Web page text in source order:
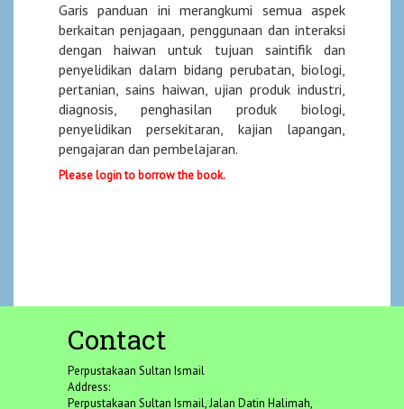
Garis panduan ini merangkumi semua aspek
berkaitan penjagaan, penggunaan dan interaksi
dengan haiwan untuk tujuan saintifik dan
penyelidikan dalam bidang perubatan, biologi,
pertanian, sains haiwan, ujian produk industri,
diagnosis, penghasilan produk biologi,
penyelidikan persekitaran, kajian lapangan,
pengajaran dan pembelajaran.
Please login to borrow the book.
Contact
Perpustakaan Sultan Ismail
Address:
Perpustakaan Sultan Ismail, Jalan Datin Halimah,